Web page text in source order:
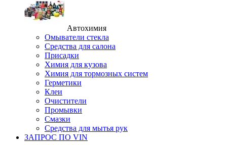
Автохимия
Омыватели стекла
Средства для салона
Присадки
Химия для кузова
Химия для тормозных систем
Герметики
Клеи
Очистители
Промывки
Смазки
Средства для мытья рук
ЗАПРОС ПО VIN